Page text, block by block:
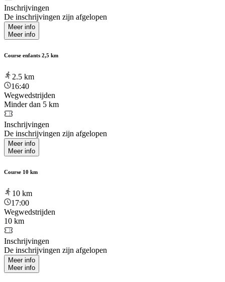
Inschrijvingen
De inschrijvingen zijn afgelopen
Meer info
Meer info
Course enfants 2,5 km
2.5 km
16:40
Wegwedstrijden
Minder dan 5 km
Inschrijvingen
De inschrijvingen zijn afgelopen
Meer info
Meer info
Course 10 km
10 km
17:00
Wegwedstrijden
10 km
Inschrijvingen
De inschrijvingen zijn afgelopen
Meer info
Meer info